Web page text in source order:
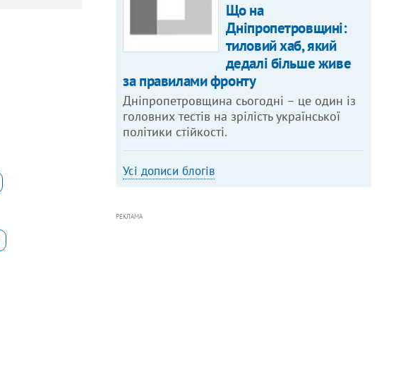
Що на
Дніпропетровщині:
тиловий хаб, який
дедалі більше живе
за правилами фронту
Дніпропетровщина сьогодні – це один із
головних тестів на зрілість української
політики стійкості.
Усі дописи блогів
РЕКЛАМА